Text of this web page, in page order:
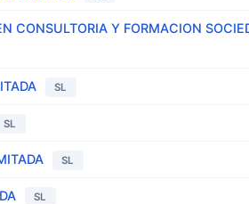
CONSULTORIA Y FORMACION
SL
SL
SL
SL